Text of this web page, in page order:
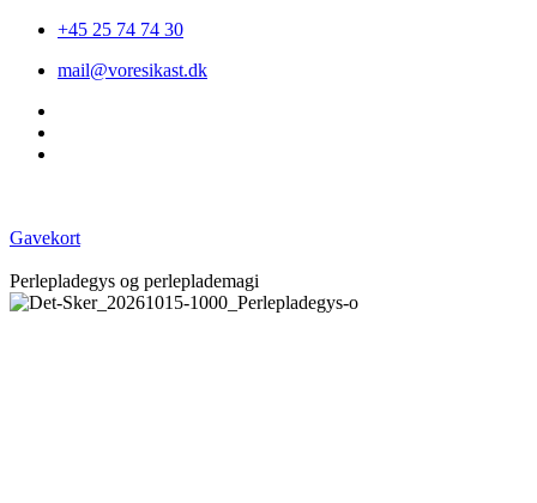
+45 25 74 74 30
mail@voresikast.dk
Gavekort
Perlepladegys og perleplademagi